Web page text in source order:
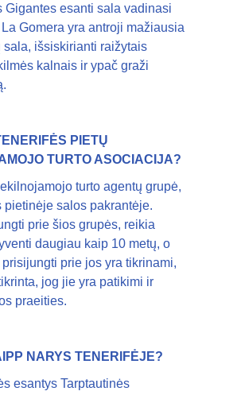
Gigantes esanti sala vadinasi
La Gomera yra antroji mažiausia
sala, išsiskirianti raižytais
kalnais ir ypač graži
PIETŲ
TURTO ASOCIACIJA?
turto agentų grupė,
pietinėje salos pakrantėje.
prie šios grupės, reikia
daugiau kaip 10 metų, o
prie jos yra tikrinami,
jog jie yra patikimi ir
praeities.
NARYS TENERIFĖJE?
esantys Tarptautinės